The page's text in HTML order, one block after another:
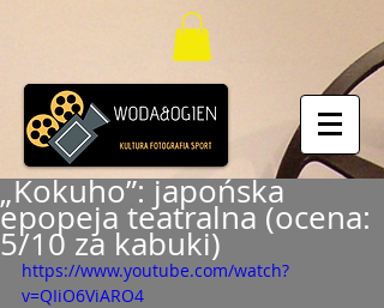
„Kokuho”: japońska
epopeja teatralna (ocena:
5/10 za kabuki)
https://www.youtube.com/watch?
v=QIiO6ViARO4